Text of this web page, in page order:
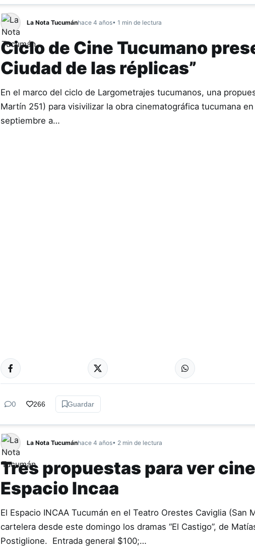
La Nota Tucumánhace 4 años• 1 min de lectura
Ciclo de Cine Tucumano
Ciudad de las réplicas”
En el marco del ciclo de Largometrajes tucumanos, una
Martín 251) para visivilizar la obra cinematográfica tucumana
septiembre a…
CINE
0 266 Guardar
La Nota Tucumánhace 4 años• 2 min de lectura
Tres propuestas para ver
Espacio Incaa
El Espacio INCAA Tucumán en el Teatro Orestes Caviglia (San
cartelera desde este domingo los dramas “El Castigo”, de
Postiglione. Entrada general $100;…